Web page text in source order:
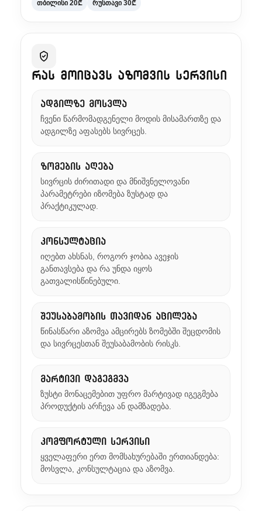
თბილისი 20₾ რუსთავი 30₾
რას მოიცავს აზომვის სერვისი
ადგილზე მოსვლა
ჩვენი წარმომადგენელი მოდის მისამართზე და
ადგილზე აფასებს სივრცეს.
ზომების აღება
სივრცის ძირითადი და მნიშვნელოვანი
პარამეტრები იზომება ზუსტად და
პრაქტიკულად.
კონსულტაცია
იღებთ ახსნას, როგორ ჯობია ავეჯის
განთავსება და რა უნდა იყოს
გათვალისწინებული.
შეუსაბამობის თავიდან აცილება
წინასწარი აზომვა ამცირებს ზომებში შეცდომის
და სივრცესთან შეუსაბამობის რისკს.
მარტივი დაგეგმვა
ზუსტი მონაცემებით უფრო მარტივად იგეგმება
პროდუქტის არჩევა ან დამზადება.
კომფორტული სერვისი
ყველაფერი ერთ მომსახურებაში ერთიანდება:
მოსვლა, კონსულტაცია და აზომვა.